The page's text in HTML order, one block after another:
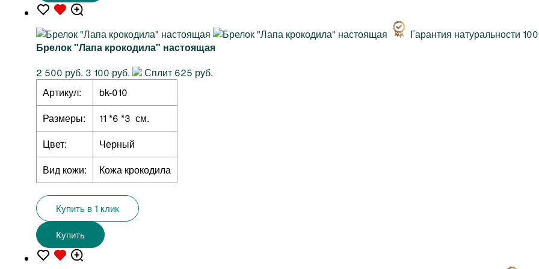
Гарантия натуральности
Брелок "Лапа крокодила" настоящая
2 500 руб. 3 100 руб.
Сплит 625 руб.
Артикул:
bk-010
Размеры:
11 *6 *3 см.
Цвет:
Черный
Вид кожи:
Кожа крокодила
Купить в 1 клик
Купить